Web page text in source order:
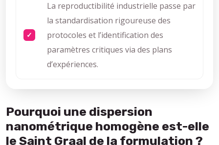
La reproductibilité industrielle passe par
la standardisation rigoureuse des
protocoles et l’identification des
paramètres critiques via des plans
d’expériences.
Pourquoi une dispersion
nanométrique homogène est-elle
le Saint Graal de la formulation ?